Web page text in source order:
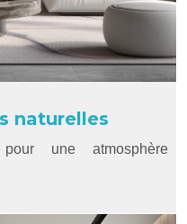
naturelles
une atmosphère